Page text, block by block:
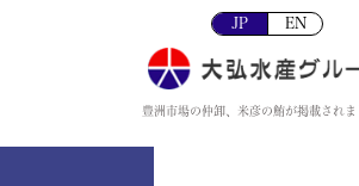
JP EN
豊洲市場の仲卸、米彦の鮪が掲載されま